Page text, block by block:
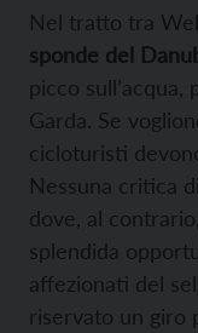
Nel tratto tra
sponde del
picco
Garda. Se
cicloturisti
Nessuna critica
dove, al
splendida
affezionati del
riservato un giro